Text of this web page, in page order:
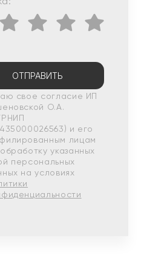
ОТПРАВИТЬ
свое согласие ИП
О.А.
и его
лицам
указанных
персональных
на условиях